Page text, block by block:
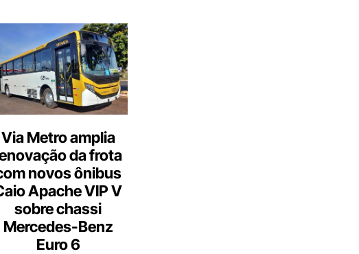
Via Metro amplia
da frota
novos ônibus
Apache VIP V
sobre chassi
Mercedes-Benz
Euro 6